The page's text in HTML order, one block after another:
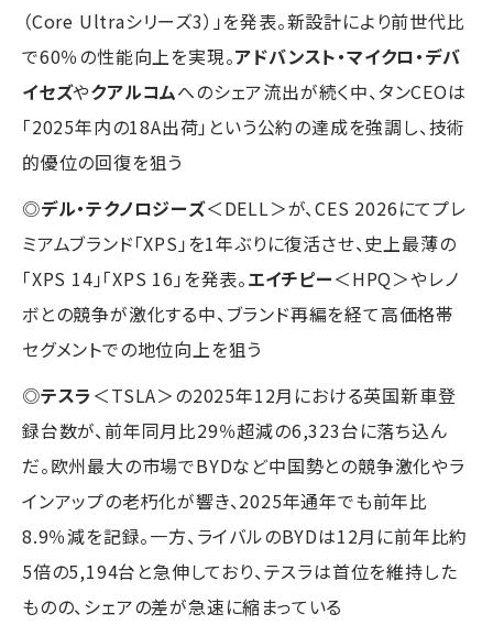
（Core Ultraシリーズ3）」を発表。新設計により前世代比
で60％の性能向上を実現。アドバンスト・マイクロ・デバ
イセズやクアルコムへのシェア流出が続く中、タンCEOは
「2025年内の18A出荷」という公約の達成を強調し、技術
的優位の回復を狙う
◎デル・テクノロジーズ＜DELL＞が、CES 2026にてプレ
ミアムブランド「XPS」を1年ぶりに復活させ、史上最薄の
「XPS 14」「XPS 16」を発表。エイチピー＜HPQ＞やレノ
ボとの競争が激化する中、ブランド再編を経て高価格帯
セグメントでの地位向上を狙う
◎テスラ ＜TSLA＞の2025年12月における英国新車登
録台数が、前年同月比29％超減の6,323台に落ち込ん
だ。欧州最大の市場でBYDなど中国勢との競争激化やラ
インアップの老朽化が響き、2025年通年でも前年比
8.9％減を記録。一方、ライバルのBYDは12月に前年比約
5倍の5,194台と急伸しており、テスラは首位を維持した
ものの、シェアの差が急速に縮まっている